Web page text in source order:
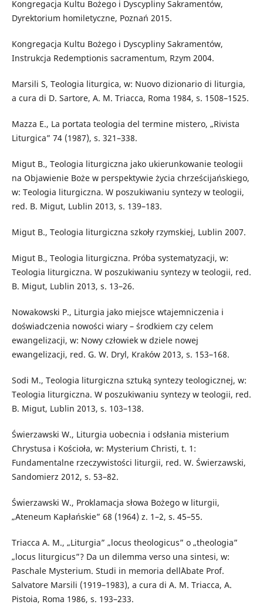
Kongregacja Kultu Bożego i Dyscypliny Sakramentów,
Dyrektorium homiletyczne, Poznań 2015.
Kongregacja Kultu Bożego i Dyscypliny Sakramentów,
Instrukcja Redemptionis sacramentum, Rzym 2004.
Marsili S, Teologia liturgica, w: Nuovo dizionario di liturgia,
a cura di D. Sartore, A. M. Triacca, Roma 1984, s. 1508–1525.
Mazza E., La portata teologia del termine mistero, „Rivista
Liturgica” 74 (1987), s. 321–338.
Migut B., Teologia liturgiczna jako ukierunkowanie teologii
na Objawienie Boże w perspektywie życia chrześcijańskiego,
w: Teologia liturgiczna. W poszukiwaniu syntezy w teologii,
red. B. Migut, Lublin 2013, s. 139–183.
Migut B., Teologia liturgiczna szkoły rzymskiej, Lublin 2007.
Migut B., Teologia liturgiczna. Próba systematyzacji, w:
Teologia liturgiczna. W poszukiwaniu syntezy w teologii, red.
B. Migut, Lublin 2013, s. 13–26.
Nowakowski P., Liturgia jako miejsce wtajemniczenia i
doświadczenia nowości wiary – środkiem czy celem
ewangelizacji, w: Nowy człowiek w dziele nowej
ewangelizacji, red. G. W. Dryl, Kraków 2013, s. 153–168.
Sodi M., Teologia liturgiczna sztuką syntezy teologicznej, w:
Teologia liturgiczna. W poszukiwaniu syntezy w teologii, red.
B. Migut, Lublin 2013, s. 103–138.
Świerzawski W., Liturgia uobecnia i odsłania misterium
Chrystusa i Kościoła, w: Mysterium Christi, t. 1:
Fundamentalne rzeczywistości liturgii, red. W. Świerzawski,
Sandomierz 2012, s. 53–82.
Świerzawski W., Proklamacja słowa Bożego w liturgii,
„Ateneum Kapłańskie” 68 (1964) z. 1–2, s. 45–55.
Triacca A. M., „Liturgia” „locus theologicus” o „theologia”
„locus liturgicus”? Da un dilemma verso una sintesi, w:
Paschale Mysterium. Studi in memoria dell`Abate Prof.
Salvatore Marsili (1919–1983), a cura di A. M. Triacca, A.
Pistoia, Roma 1986, s. 193–233.